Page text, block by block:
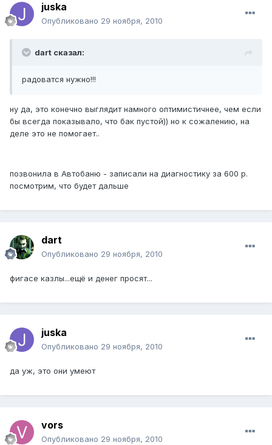
juska
Опубликовано 29 ноября, 2010
dart сказал:
радоватся нужно!!!
ну да, это конечно выглядит намного оптимистичнее, чем если
бы всегда показывало, что бак пустой)) но к сожалению, на
деле это не помогает..
позвонила в Автобаню - записали на диагностику за 600 р.
посмотрим, что будет дальше
dart
Опубликовано 29 ноября, 2010
фигасе казлы...ещё и денег просят...
juska
Опубликовано 29 ноября, 2010
да уж, это они умеют
vors
Опубликовано 29 ноября, 2010